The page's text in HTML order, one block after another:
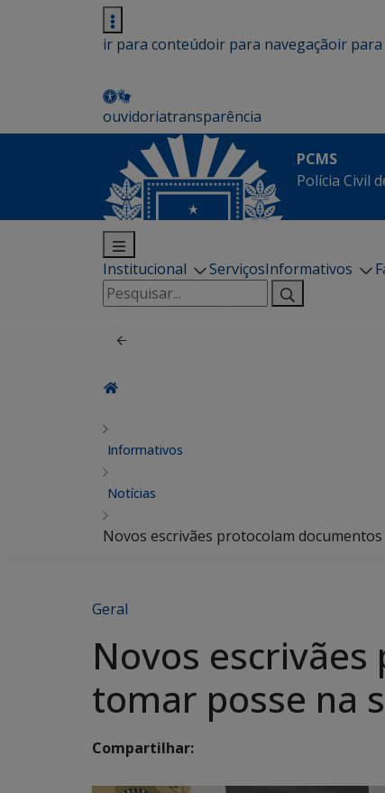
ir para conteúdoir para navegaçãoir para
ouvidoriatransparência
PCMS
Polícia Civil
Institucional ServiçosInformativos
Pesquisar
por:
Informativos
Notícias
Novos escrivães protocolam
Geral
Novos
tomar posse na
Compartilhar: